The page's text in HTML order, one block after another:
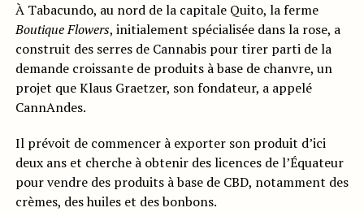
À Tabacundo, au nord de la capitale Quito, la ferme
Boutique Flowers, initialement spécialisée dans la rose, a
construit des serres de Cannabis pour tirer parti de la
demande croissante de produits à base de chanvre, un
projet que Klaus Graetzer, son fondateur, a appelé
CannAndes.
Il prévoit de commencer à exporter son produit d’ici
deux ans et cherche à obtenir des licences de l’Équateur
pour vendre des produits à base de CBD, notamment des
crèmes, des huiles et des bonbons.